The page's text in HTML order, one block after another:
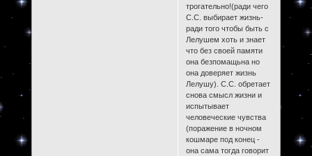
трогательно!(ради чего
С.С. выбирает жизнь-
ради того чтобы быть с
Лелушем хоть и знает
что без своей памяти
она безпомащьна но
она доверяет жизнь
Лелушу). С.С. обретает
снова смысл жизни и
испытывает
человеческие чувства
(поражение в ночном
кошмаре под конец -
она сама тогда говорит